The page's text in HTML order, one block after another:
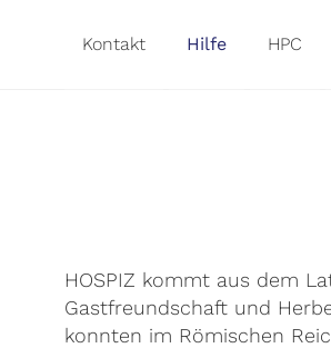
Kontakt Hilfe HPC
HOSPIZ kommt aus dem
Gastfreundschaft und
konnten im Römischen